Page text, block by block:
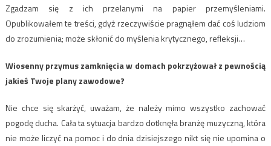
Zgadzam się z ich przelanymi na papier przemyśleniami.
Opublikowałem te treści, gdyż rzeczywiście pragnąłem dać coś ludziom
do zrozumienia; może skłonić do myślenia krytycznego, refleksji…
Wiosenny przymus zamknięcia w domach pokrzyżował z pewnością
jakieś Twoje plany zawodowe?
Nie chce się skarżyć, uważam, że należy mimo wszystko zachować
pogodę ducha. Cała ta sytuacja bardzo dotknęła branżę muzyczną, która
nie może liczyć na pomoc i do dnia dzisiejszego nikt się nie upomina o